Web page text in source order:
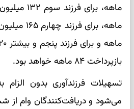
بازپرداخت ۸۴ ماهه خواهد بود.
تسهیلات فرزندآوری بدون
می‌شود و دریافت‌کنندگان وام از